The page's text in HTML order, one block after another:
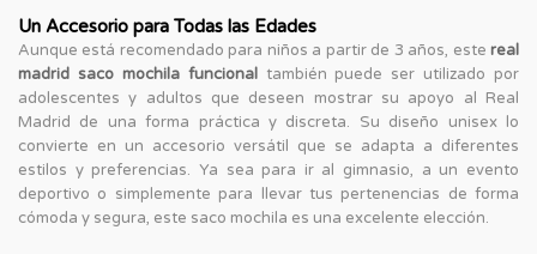
Un Accesorio para Todas las Edades
Aunque está recomendado para niños a partir de 3 años, este real
madrid saco mochila funcionaltambién puede ser utilizado por
adolescentes y adultos que deseen mostrar su apoyo al Real
Madrid de una forma práctica y discreta. Su diseño unisex lo
convierte en un accesorio versátil que se adapta a diferentes
estilos y preferencias. Ya sea para ir al gimnasio, a un evento
deportivo o simplemente para llevar tus pertenencias de forma
cómoda y segura, este saco mochila es una excelente elección.